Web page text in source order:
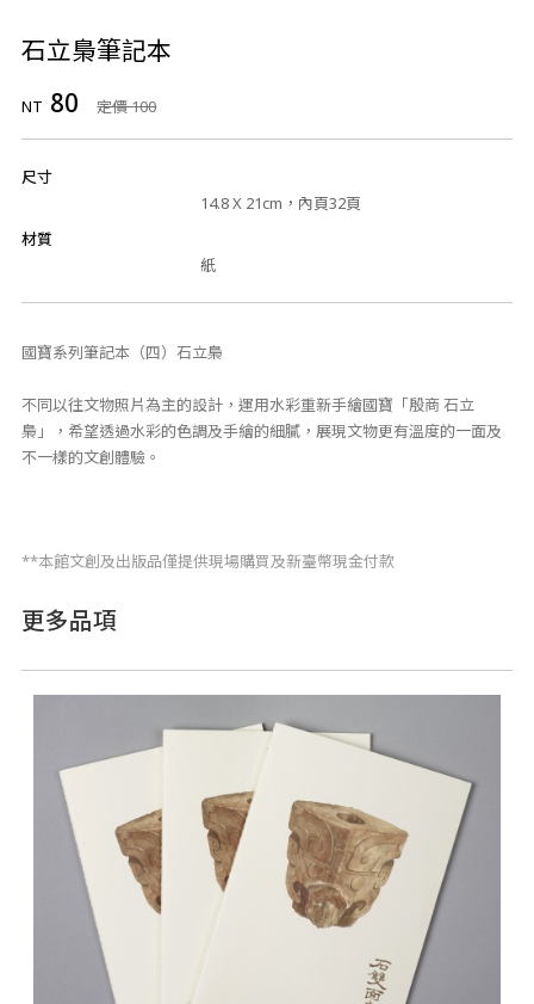
石立梟筆記本
NT 80 定價 100
尺寸
14.8 X 21cm，內頁32頁
材質
紙
國寶系列筆記本（四）石立梟
不同以往文物照片為主的設計，運用水彩重新手繪國寶「殷商 石立
梟」，希望透過水彩的色調及手繪的細膩，展現文物更有溫度的一面及
不一樣的文創體驗。
**本館文創及出版品僅提供現場購買及新臺幣現金付款
更多品項